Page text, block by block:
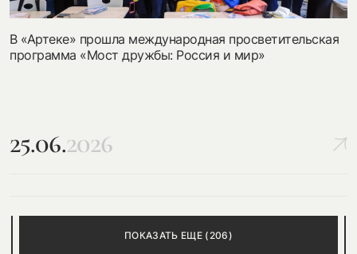
В «Артеке» прошла международная просветительская
программа «Мост дружбы: Россия и мир»
25.06.2026
ПОКАЗАТЬ ЕЩЕ (206)